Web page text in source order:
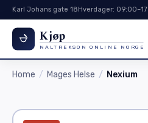
Karl Johans gate 18Hverdager:
Kjøp
NALTREKSON ONLINE NORGE
Home Mages Helse Nexium